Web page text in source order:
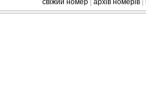
свіжий номер архів номерів